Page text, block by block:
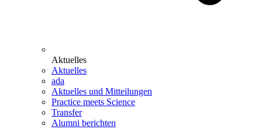
Aktuelles
Aktuelles
ada
Aktuelles und Mitteilungen
Practice meets Science
Transfer
Alumni berichten